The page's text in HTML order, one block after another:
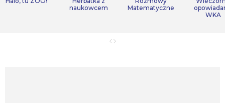
naukowcem
Matematyczne
WKA